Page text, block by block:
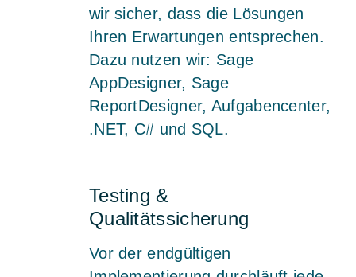
wir sicher, dass die Lösungen
Ihren Erwartungen entsprechen.
Dazu nutzen wir: Sage
AppDesigner, Sage
ReportDesigner, Aufgabencenter,
.NET, C# und SQL.
Testing &
Qualitätssicherung
Vor der endgültigen